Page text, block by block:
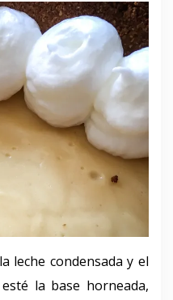
leche condensada y el
la base horneada,